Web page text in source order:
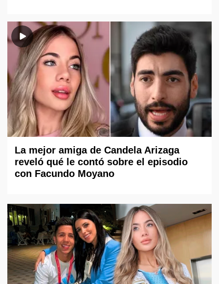
La mejor amiga de Candela Arizaga
reveló qué le contó sobre el episodio
con Facundo Moyano